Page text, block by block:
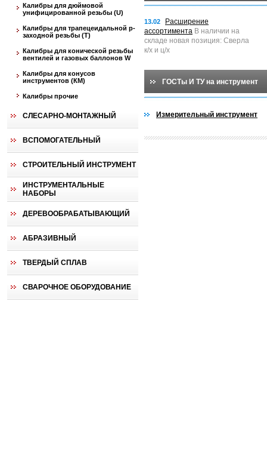
Калибры для дюймовой
унифицированной резьбы (U)
Калибры для трапецеидальной p-
заходной резьбы (T)
Калибры для конической резьбы
вентилей и газовых баллонов W
Калибры для конусов
инструментов (КМ)
Калибры прочие
СЛЕСАРНО-МОНТАЖНЫЙ
ВСПОМОГАТЕЛЬНЫЙ
СТРОИТЕЛЬНЫЙ ИНСТРУМЕНТ
ИНСТРУМЕНТАЛЬНЫЕ
НАБОРЫ
ДЕРЕВООБРАБАТЫВАЮЩИЙ
АБРАЗИВНЫЙ
ТВЕРДЫЙ СПЛАВ
СВАРОЧНОЕ ОБОРУДОВАНИЕ
13.02
Расширение
ассортимента В наличии на
складе новая позиция: Сверла
к/х и ц/х
ГОСТы И ТУ на инструмент
Измерительный инструмент